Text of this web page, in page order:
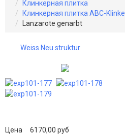
Клинкерная плитка
Клинкерная плитка ABC-
Lanzarote genarbt
Weiss Neu struktur
Цена 6170,00 руб